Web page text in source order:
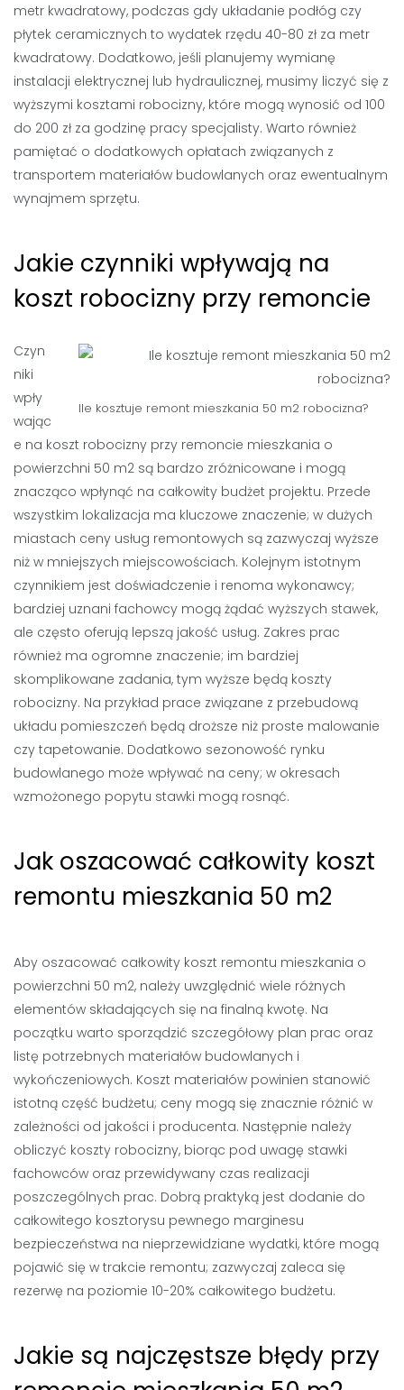
metr kwadratowy, podczas gdy układanie podłóg czy
płytek ceramicznych to wydatek rzędu 40-80 zł za metr
kwadratowy. Dodatkowo, jeśli planujemy wymianę
instalacji elektrycznej lub hydraulicznej, musimy liczyć się z
wyższymi kosztami robocizny, które mogą wynosić od 100
do 200 zł za godzinę pracy specjalisty. Warto również
pamiętać o dodatkowych opłatach związanych z
transportem materiałów budowlanych oraz ewentualnym
wynajmem sprzętu.
Jakie czynniki wpływają na
koszt robocizny przy remoncie
Ile kosztuje remont mieszkania 50 m2 robocizna?
Czyn
niki
wpły
wając
e na koszt robocizny przy remoncie mieszkania o
powierzchni 50 m2 są bardzo zróżnicowane i mogą
znacząco wpłynąć na całkowity budżet projektu. Przede
wszystkim lokalizacja ma kluczowe znaczenie; w dużych
miastach ceny usług remontowych są zazwyczaj wyższe
niż w mniejszych miejscowościach. Kolejnym istotnym
czynnikiem jest doświadczenie i renoma wykonawcy;
bardziej uznani fachowcy mogą żądać wyższych stawek,
ale często oferują lepszą jakość usług. Zakres prac
również ma ogromne znaczenie; im bardziej
skomplikowane zadania, tym wyższe będą koszty
robocizny. Na przykład prace związane z przebudową
układu pomieszczeń będą droższe niż proste malowanie
czy tapetowanie. Dodatkowo sezonowość rynku
budowlanego może wpływać na ceny; w okresach
wzmożonego popytu stawki mogą rosnąć.
Jak oszacować całkowity koszt
remontu mieszkania 50 m2
Aby oszacować całkowity koszt remontu mieszkania o
powierzchni 50 m2, należy uwzględnić wiele różnych
elementów składających się na finalną kwotę. Na
początku warto sporządzić szczegółowy plan prac oraz
listę potrzebnych materiałów budowlanych i
wykończeniowych. Koszt materiałów powinien stanowić
istotną część budżetu; ceny mogą się znacznie różnić w
zależności od jakości i producenta. Następnie należy
obliczyć koszty robocizny, biorąc pod uwagę stawki
fachowców oraz przewidywany czas realizacji
poszczególnych prac. Dobrą praktyką jest dodanie do
całkowitego kosztorysu pewnego marginesu
bezpieczeństwa na nieprzewidziane wydatki, które mogą
pojawić się w trakcie remontu; zazwyczaj zaleca się
rezerwę na poziomie 10-20% całkowitego budżetu.
Jakie są najczęstsze błędy przy